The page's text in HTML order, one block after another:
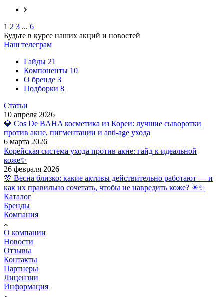
1 2 3 ... 6
Будьте в курсе наших акций и новостей
Наш телеграм
Гайды 21
Компоненты 10
О бренде 3
Подборки 8
Статьи
10 апреля 2026
💎 Cos De BAHA косметика из Кореи: лучшие сыворотки
против акне, пигментации и anti-age ухода
6 марта 2026
Корейская система ухода против акне: гайд к идеальной
коже✨
26 февраля 2026
🌸 Весна близко: какие активы действительно работают — и
как их правильно сочетать, чтобы не навредить коже? ☀✨
Каталог
Бренды
Компания
О компании
Новости
Отзывы
Контакты
Партнеры
Лицензии
Информация